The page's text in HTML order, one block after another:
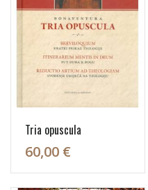
Tria opuscula
60,00 €